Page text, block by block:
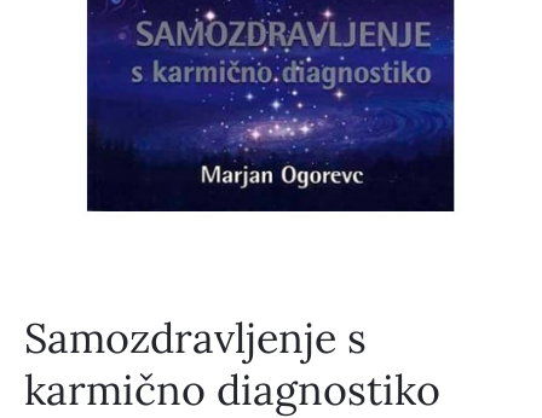
Samozdravljenje s
karmično diagnostiko